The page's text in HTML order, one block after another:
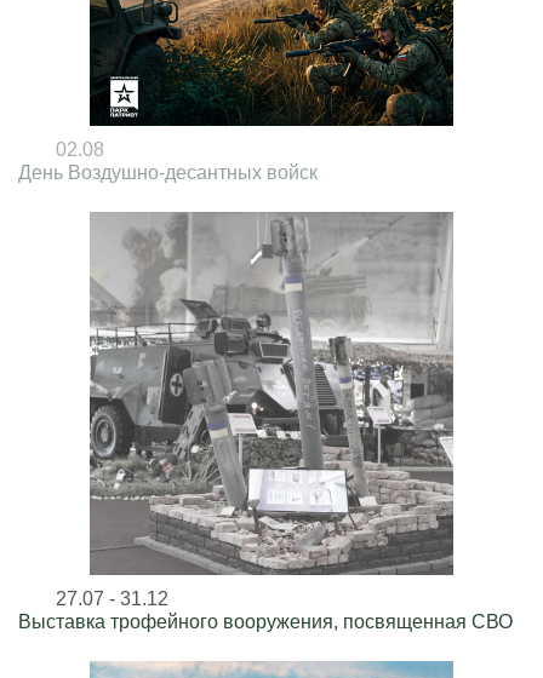
02.08
День Воздушно-десантных войск
27.07 - 31.12
Выставка трофейного вооружения, посвященная СВО